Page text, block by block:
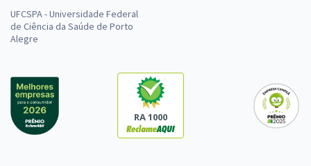
UFCSPA - Universidade Federal
de Ciência da Saúde de Porto
Alegre
RA 1000